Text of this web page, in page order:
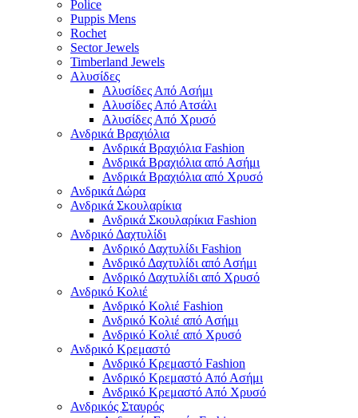
Police
Puppis Mens
Rochet
Sector Jewels
Timberland Jewels
Αλυσίδες
Αλυσίδες Από Ασήμι
Αλυσίδες Από Ατσάλι
Αλυσίδες Από Χρυσό
Ανδρικά Βραχιόλια
Ανδρικά Βραχιόλια Fashion
Ανδρικά Βραχιόλια από Ασήμι
Ανδρικά Βραχιόλια από Χρυσό
Ανδρικά Δώρα
Ανδρικά Σκουλαρίκια
Ανδρικά Σκουλαρίκια Fashion
Ανδρικό Δαχτυλίδι
Ανδρικό Δαχτυλίδι Fashion
Ανδρικό Δαχτυλίδι από Ασήμι
Ανδρικό Δαχτυλίδι από Χρυσό
Ανδρικό Κολιέ
Ανδρικό Κολιέ Fashion
Ανδρικό Κολιέ από Ασήμι
Ανδρικό Κολιέ από Χρυσό
Ανδρικό Κρεμαστό
Ανδρικό Κρεμαστό Fashion
Ανδρικό Κρεμαστό Από Ασήμι
Ανδρικό Κρεμαστό Από Χρυσό
Ανδρικός Σταυρός